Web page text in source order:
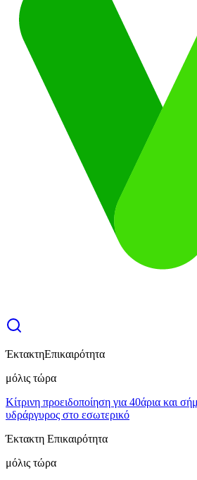
ΈκτακτηΕπικαιρότητα
μόλις τώρα
Κίτρινη προειδοποίηση για 40άρια και
υδράργυρος στο εσωτερικό
Έκτακτη Επικαιρότητα
μόλις τώρα